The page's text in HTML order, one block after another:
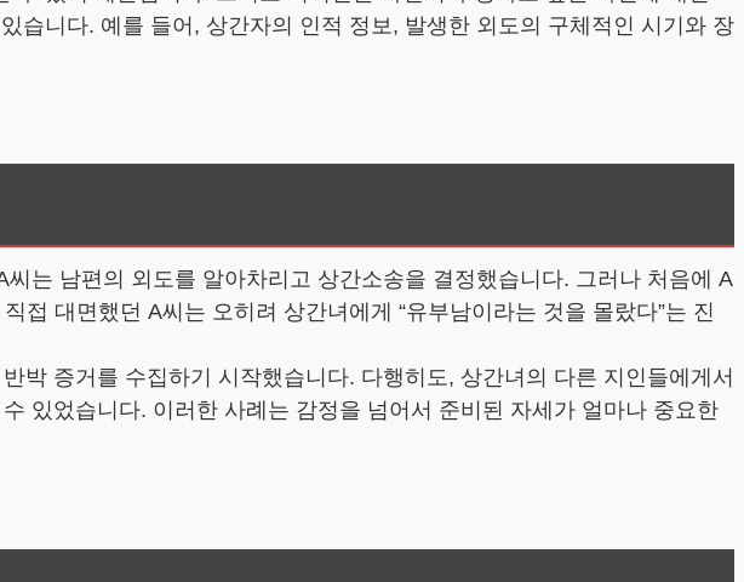
습니다. 예를 들어, 상간자의 인적 정보, 발생한 외도의 구체적인 시기와 장
는 남편의 외도를 알아차리고 상간소송을 결정했습니다. 그러나 처음에 A
대면했던 A씨는 오히려 상간녀에게 “유부남이라는 것을 몰랐다”는 진
박 증거를 수집하기 시작했습니다. 다행히도, 상간녀의 다른 지인들에게서
있었습니다. 이러한 사례는 감정을 넘어서 준비된 자세가 얼마나 중요한